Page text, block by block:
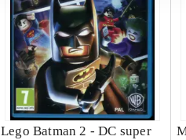
Lego Batman 2 - DC super